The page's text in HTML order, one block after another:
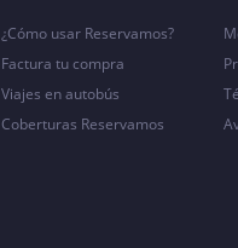
¿Cómo usar Reservamos?
Factura tu compra
Viajes en autobús
Coberturas Reservamos